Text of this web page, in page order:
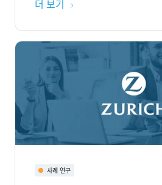
더 보기
사례 연구